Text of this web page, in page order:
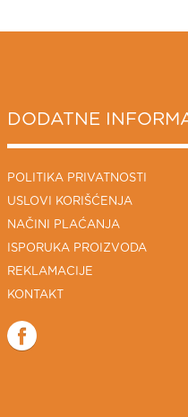
DODATNE
POLITIKA PRIVATNOSTI
USLOVI KORIŠĆENJA
NAČINI PLAĆANJA
ISPORUKA PROIZVODA
REKLAMACIJE
KONTAKT